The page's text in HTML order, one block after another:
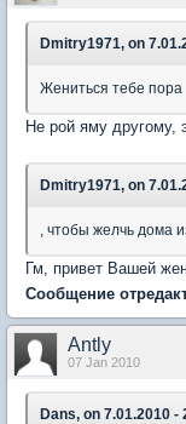
Dmitry1971, on
Жениться тебе пора
Не рой яму другому,
Dmitry1971, on
, чтобы желчь дома
Гм, привет Вашей
Сообщение
Antly
07 Jan 2010
Dans, on 7.01.2010 -